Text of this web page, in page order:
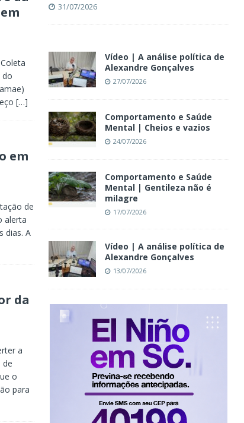
do
[…]
em
de
alerta
dias. A
da
a
de
o
para
31/07/2026
Vídeo | A análise política de
Alexandre Gonçalves
27/07/2026
Comportamento e Saúde
Mental | Cheios e vazios
24/07/2026
Comportamento e Saúde
Mental | Gentileza não é
milagre
17/07/2026
Vídeo | A análise política de
Alexandre Gonçalves
13/07/2026